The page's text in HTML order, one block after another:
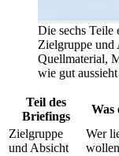
Die sechs Teile
Zielgruppe
Quellmaterial,
wie gut aussieht
Teil des
Briefings
Was
Zielgruppe
und Absicht
Wer